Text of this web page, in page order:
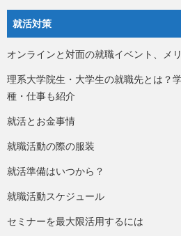
就活対策
オンラインと対面の就職イベント、メ
理系大学院生・大学生の就職先とは？
種・仕事も紹介
就活とお金事情
就職活動の際の服装
就活準備はいつから？
就職活動スケジュール
セミナーを最大限活用するには